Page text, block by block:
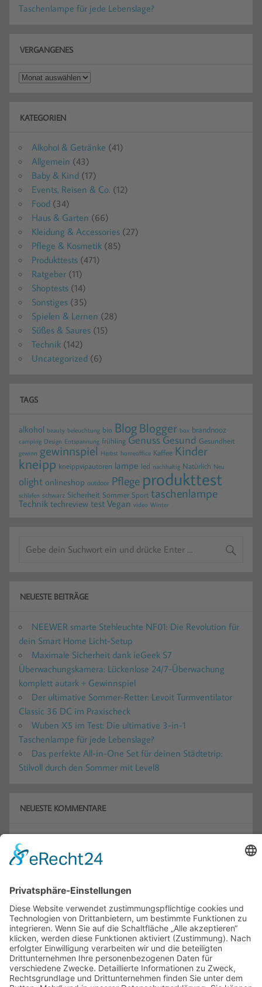
Taschenlampe für jede Lebenslage?
VERGANGENES
Vergangenes
KATEGORIEN
Alkohol & Getränke (41)
Allgemein (43)
Baby & Kind (17)
Events, Reisen & Co. (12)
Food (34)
Haus & Garten (66)
Kleidung & Accessories (27)
Pflege & Kosmetik (85)
Produkttests (471)
Ratgeber (11)
Shoptests (14)
Sonstiges (35)
Spielen & Lernen (28)
Süßes & Saures (15)
Technik (142)
Uncategorized (6)
TAGS
alkohol beauty beleuchtung bio BlogBlogger box brandnooz
camping Design Entspannung frühling GenussGesund Gesundheit
gewinn gewinnspiel Herbst homeoffice Kaffee Kinder
kneipp kneippvipautoren lampe led nachhaltig Natürlich Neu
olight onlineshop outdoor Pflege produkttest
schlafen schwarz Sicherheit Sommer Sport taschenlampe
Technik techreview test Vegan video Winter
NEUESTE BEITRÄGE
NEEWER smarte Stehleuchte NF01: Die Revolution für
dein Smart Home Licht-Setup
Maximale Sicherheit dank ieGeek S7
Überwachungskamera: Lückenlose 24/7-Überwachung
komplett autark + Gewinnspiel
Der ultimative Sommer-Retter: Levoit Turmventilator
Classic 36 DC im Praxischeck
Wuben X5 im Test: Die ultimative 3-in-1
Taschenlampe für jede Lebenslage?
Das perfekte All-in-One Set für deinen Städtetrip:
Stilvoll durch den Sommer mit Level8
NEUESTE KOMMENTARE
Manfred KapellzuULTIMEA Skywave X50 im Test:
Echtes Dolby Atmos 5.1.4 oder nur Marketing?
Claudia Umlauftzu
komplett autark + Gewinnspiel
Melanie zuMaximale Sicherheit dank ieGeek S7
Überwachungskamera: Lückenlose 24/7-Überwachung
komplett autark + Gewinnspiel
GabizuBesser schlafen trotz Hitze: Die Avoalre
Kühldecke im Check
RomyzuWuben X5 im Test: Die ultimative 3-in-1